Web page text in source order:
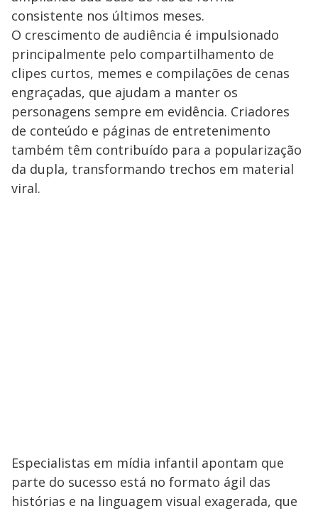
consistente nos últimos meses.
O crescimento de audiência é impulsionado
principalmente pelo compartilhamento de
clipes curtos, memes e compilações de cenas
engraçadas, que ajudam a manter os
personagens sempre em evidência. Criadores
de conteúdo e páginas de entretenimento
também têm contribuído para a popularização
da dupla, transformando trechos em material
viral.
Especialistas em mídia infantil apontam que
parte do sucesso está no formato ágil das
histórias e na linguagem visual exagerada, que